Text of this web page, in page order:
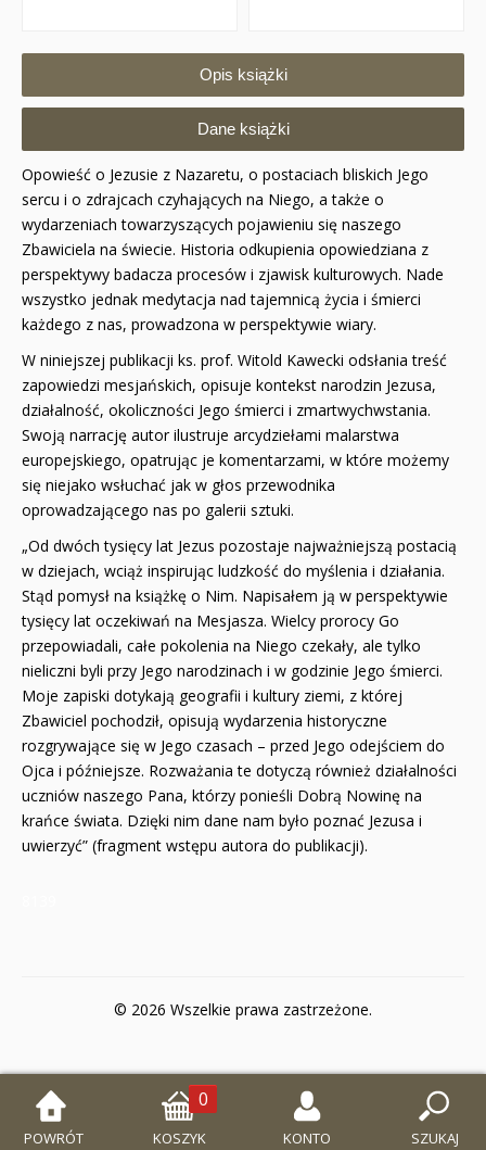
Opis książki
Dane książki
Opowieść o Jezusie z Nazaretu, o postaciach bliskich Jego
sercu i o zdrajcach czyhających na Niego, a także o
wydarzeniach towarzyszących pojawieniu się naszego
Zbawiciela na świecie. Historia odkupienia opowiedziana z
perspektywy badacza procesów i zjawisk kulturowych. Nade
wszystko jednak medytacja nad tajemnicą życia i śmierci
każdego z nas, prowadzona w perspektywie wiary.
W niniejszej publikacji ks. prof. Witold Kawecki odsłania treść
zapowiedzi mesjańskich, opisuje kontekst narodzin Jezusa,
działalność, okoliczności Jego śmierci i zmartwychwstania.
Swoją narrację autor ilustruje arcydziełami malarstwa
europejskiego, opatrując je komentarzami, w które możemy
się niejako wsłuchać jak w głos przewodnika
oprowadzającego nas po galerii sztuki.
„Od dwóch tysięcy lat Jezus pozostaje najważniejszą postacią
w dziejach, wciąż inspirując ludzkość do myślenia i działania.
Stąd pomysł na książkę o Nim. Napisałem ją w perspektywie
tysięcy lat oczekiwań na Mesjasza. Wielcy prorocy Go
przepowiadali, całe pokolenia na Niego czekały, ale tylko
nieliczni byli przy Jego narodzinach i w godzinie Jego śmierci.
Moje zapiski dotykają geografii i kultury ziemi, z której
Zbawiciel pochodził, opisują wydarzenia historyczne
rozgrywające się w Jego czasach – przed Jego odejściem do
Ojca i późniejsze. Rozważania te dotyczą również działalności
uczniów naszego Pana, którzy ponieśli Dobrą Nowinę na
krańce świata. Dzięki nim dane nam było poznać Jezusa i
uwierzyć” (fragment wstępu autora do publikacji).
© 2026 Wszelkie prawa zastrzeżone.
POWRÓT
0
KOSZYK KONTO SZUKAJ